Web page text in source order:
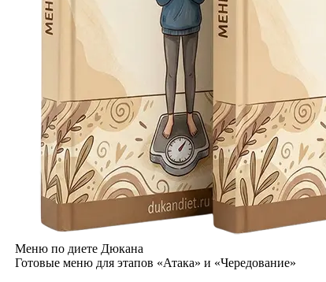
Меню по диете Дюкана
Готовые меню для этапов «Атака» и «Чередование»